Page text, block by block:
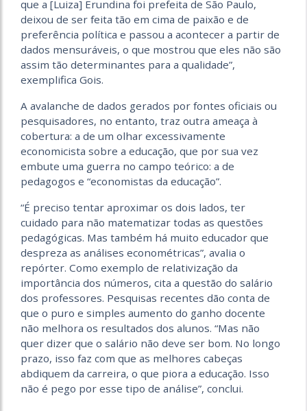
que a [Luiza] Erundina foi prefeita de São Paulo,
deixou de ser feita tão em cima de paixão e de
preferência política e passou a acontecer a partir de
dados mensuráveis, o que mostrou que eles não são
assim tão determinantes para a qualidade”,
exemplifica Gois.
A avalanche de dados gerados por fontes oficiais ou
pesquisadores, no entanto, traz outra ameaça à
cobertura: a de um olhar excessivamente
economicista sobre a educação, que por sua vez
embute uma guerra no campo teórico: a de
pedagogos e “economistas da educação”.
“É preciso tentar aproximar os dois lados, ter
cuidado para não matematizar todas as questões
pedagógicas. Mas também há muito educador que
despreza as análises econométricas”, avalia o
repórter. Como exemplo de relativização da
importância dos números, cita a questão do salário
dos professores. Pesquisas recentes dão conta de
que o puro e simples aumento do ganho docente
não melhora os resultados dos alunos. “Mas não
quer dizer que o salário não deve ser bom. No longo
prazo, isso faz com que as melhores cabeças
abdiquem da carreira, o que piora a educação. Isso
não é pego por esse tipo de análise”, conclui.